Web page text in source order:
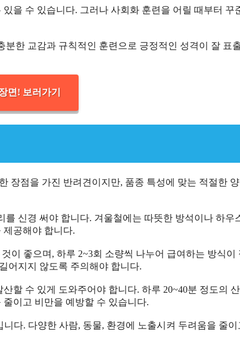
을 수 있습니다. 그러나 사회화 훈련을 어릴 때부터 꾸
한 교감과 규칙적인 훈련으로 긍정적인 성격이 잘 표
면! 보러가기
장점을 가진 반려견이지만, 품종 특성에 맞는 적절한
신경 써야 합니다. 겨울철에는 따뜻한 방석이나 하우
제공해야 합니다.
이 좋으며, 하루 2~3회 소량씩 나누어 급여하는 방식이
어지지 않도록 주의해야 합니다.
할 수 있게 도와주어야 합니다. 하루 20~40분 정도의
이고 비만을 예방할 수 있습니다.
다. 다양한 사람, 동물, 환경에 노출시켜 두려움을 줄이